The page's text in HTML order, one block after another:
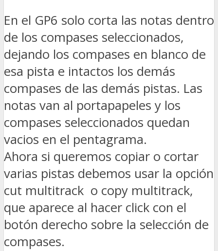
En el GP6 solo corta las notas dentro
de los compases seleccionados,
dejando los compases en blanco de
esa pista e intactos los demás
compases de las demás pistas. Las
notas van al portapapeles y los
compases seleccionados quedan
vacios en el pentagrama.
Ahora si queremos copiar o cortar
varias pistas debemos usar la opción
cut multitrack o copy multitrack,
que aparece al hacer click con el
botón derecho sobre la selección de
compases.